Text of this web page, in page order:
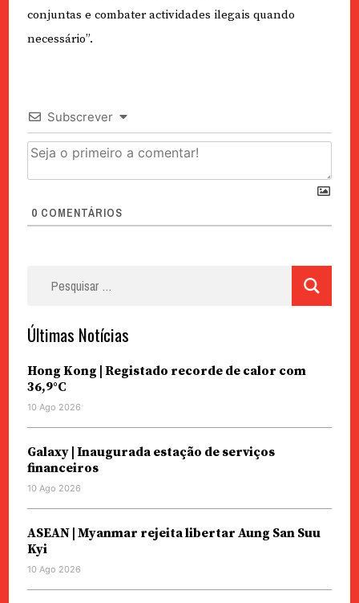
conjuntas e combater actividades ilegais quando
necessário”.
Subscrever
0 COMENTÁRIOS
Últimas Notícias
Hong Kong | Registado recorde de calor com
36,9°C
10 Ago 2026
Galaxy | Inaugurada estação de serviços
financeiros
10 Ago 2026
ASEAN | Myanmar rejeita libertar Aung San Suu
Kyi
10 Ago 2026